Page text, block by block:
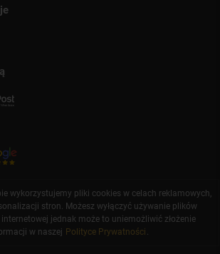
wykorzystujemy pliki cookies w celach reklamowych,
stron. Możesz wyłączyć używanie plików
jednak może to uniemożliwić złożenie
w naszej Polityce Prywatności .